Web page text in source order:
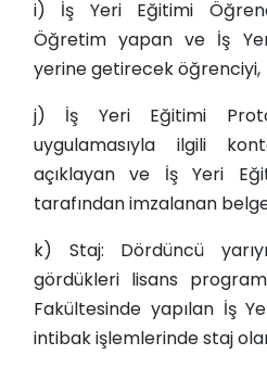
i) İş Yeri Eğitimi
Öğretim yapan ve İş
yerine getirecek öğrenciyi,
j) İş Yeri Eğitimi
uygulamasıyla ilgili
açıklayan ve İş Yeri
tarafından imzalanan
k) Staj: Dördüncü
gördükleri lisans
Fakültesinde yapılan İş
intibak işlemlerinde staj